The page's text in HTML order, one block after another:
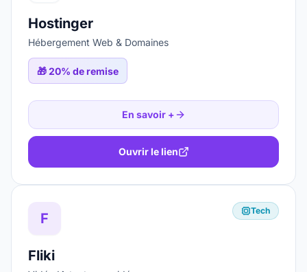
Hostinger
Hébergement Web & Domaines
🎁20% de remise
En savoir +
Ouvrir le lien
F Tech
Fliki